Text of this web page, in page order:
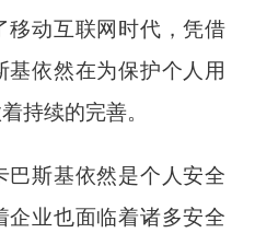
移动互联网时代，凭借
依然在为保护个人用
持续的完善。
巴斯基依然是个人安全
企业也面临着诸多安全